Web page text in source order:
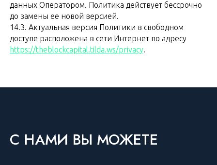
данных Оператором. Политика действует бессрочно
до замены ее новой версией.
14.3. Актуальная версия Политики в свободном
доступе расположена в сети Интернет по адресу
https://theblockcapital.tilda.ws/privacy.
C НАМИ ВЫ МОЖЕТЕ